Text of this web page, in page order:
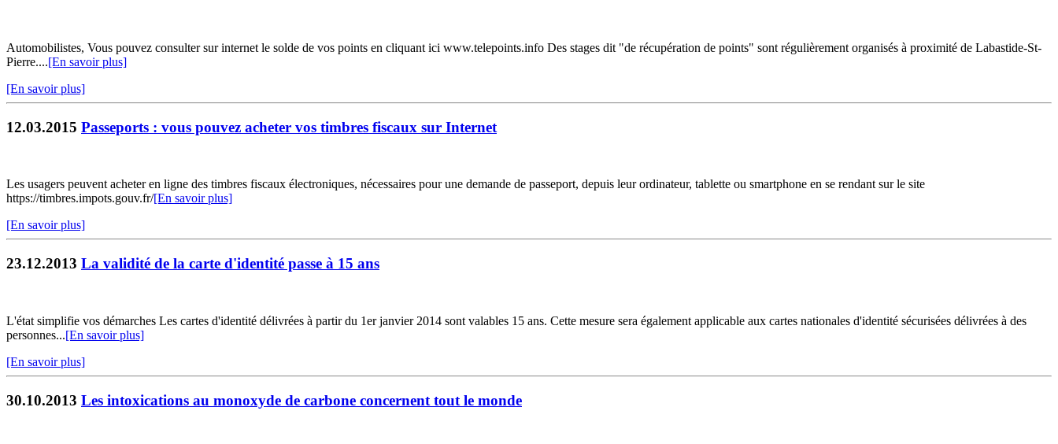
Automobilistes, Vous pouvez consulter sur internet le solde de vos points en cliquant ici www.telepoints.info Des stages dit "de récupération de points" sont régulièrement organisés à proximité de Labastide-St-
Pierre....[En savoir plus]
[En savoir plus]
12.03.2015 Passeports : vous pouvez acheter vos timbres fiscaux sur Internet
Les usagers peuvent acheter en ligne des timbres fiscaux électroniques, nécessaires pour une demande de passeport, depuis leur ordinateur, tablette ou smartphone en se rendant sur le site
https://timbres.impots.gouv.fr/[En savoir plus]
[En savoir plus]
23.12.2013 La validité de la carte d'identité passe à 15 ans
L'état simplifie vos démarches Les cartes d'identité délivrées à partir du 1er janvier 2014 sont valables 15 ans. Cette mesure sera également applicable aux cartes nationales d'identité sécurisées délivrées à des
personnes...[En savoir plus]
[En savoir plus]
30.10.2013 Les intoxications au monoxyde de carbone concernent tout le monde